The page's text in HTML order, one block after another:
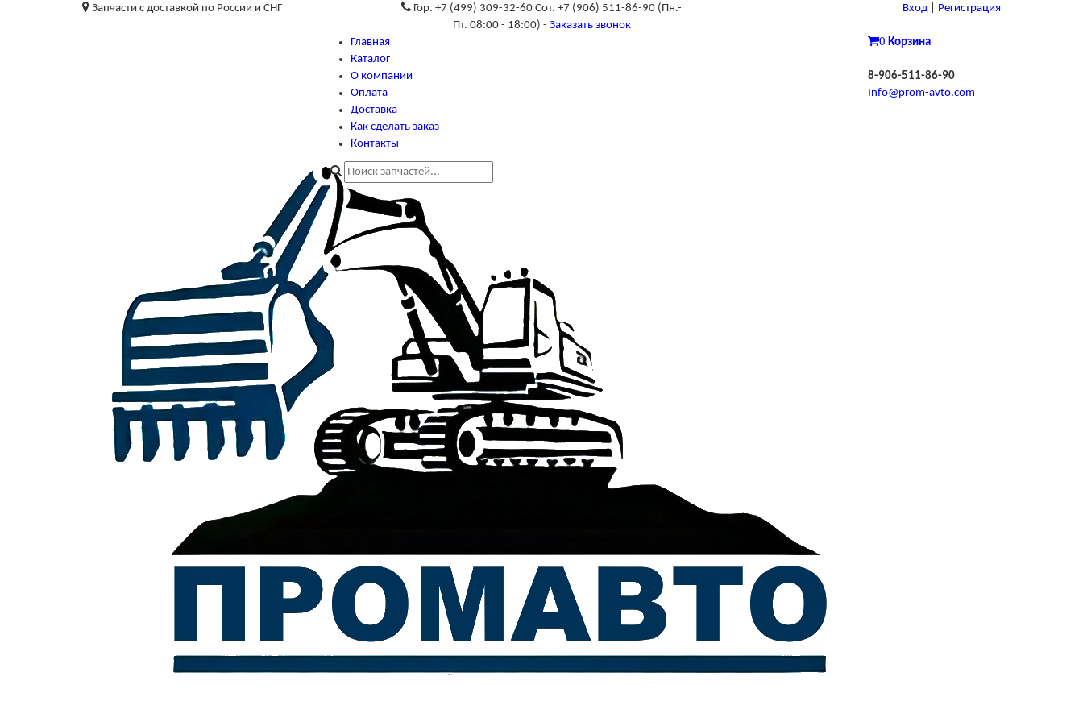
Запчасти с доставкой по России и СНГ Гор. +7 (499) 309-32-60 Сот. +7 (906) 511-86-90 (Пн.-
Пт. 08:00 - 18:00) - Заказать звонок
Вход Регистрация
Главная
Каталог
О компании
Оплата
Доставка
Как сделать заказ
Контакты
0 Корзина
8-906-511-86-90
Info@prom-avto.com